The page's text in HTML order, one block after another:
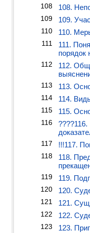
108 108.
109 109.
110 110.
111
111.
порядок
112
112.
113 113.
114 114.
115 115.
116
117 !!!117.
118
118.
119 119.
120 120.
121 121.
122 122.
123
123.